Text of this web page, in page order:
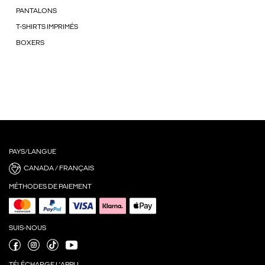
PANTALONS
T-SHIRTS IMPRIMÉS
BOXERS
PAYS/LANGUE
CANADA / FRANÇAIS
MÉTHODES DE PAIEMENT
SUIS-NOUS